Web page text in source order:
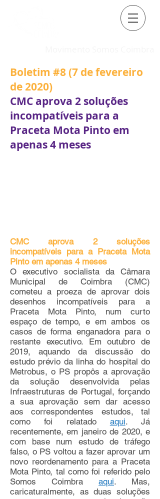
Boletim #8 (7 de fevereiro
de 2020)
CMC aprova 2 soluções
incompatíveis para a
Praceta Mota Pinto em
apenas 4 meses
CMC aprova 2 soluções
incompatíveis para a Praceta Mota
Pinto em apenas 4 meses
O executivo socialista da Câmara
Municipal de Coimbra (CMC)
cometeu a proeza de aprovar dois
desenhos incompatíveis para a
Praceta Mota Pinto, num curto
espaço de tempo, e em ambos os
casos de forma enganadora para o
restante executivo. Em outubro de
2019, aquando da discussão do
estudo prévio da linha do hospital do
Metrobus, o PS propôs a aprovação
da solução desenvolvida pelas
Infraestruturas de Portugal, forçando
a sua aprovação sem dar acesso
aos correspondentes estudos, tal
como foi relatado aqui. Já
recentemente, em janeiro de 2020, e
com base num estudo de tráfego
falso, o PS voltou a fazer aprovar um
novo reordenamento para a Praceta
Mota Pinto, tal como foi referido pelo
Somos Coimbra aqui. Mas,
caricaturalmente, as duas soluções